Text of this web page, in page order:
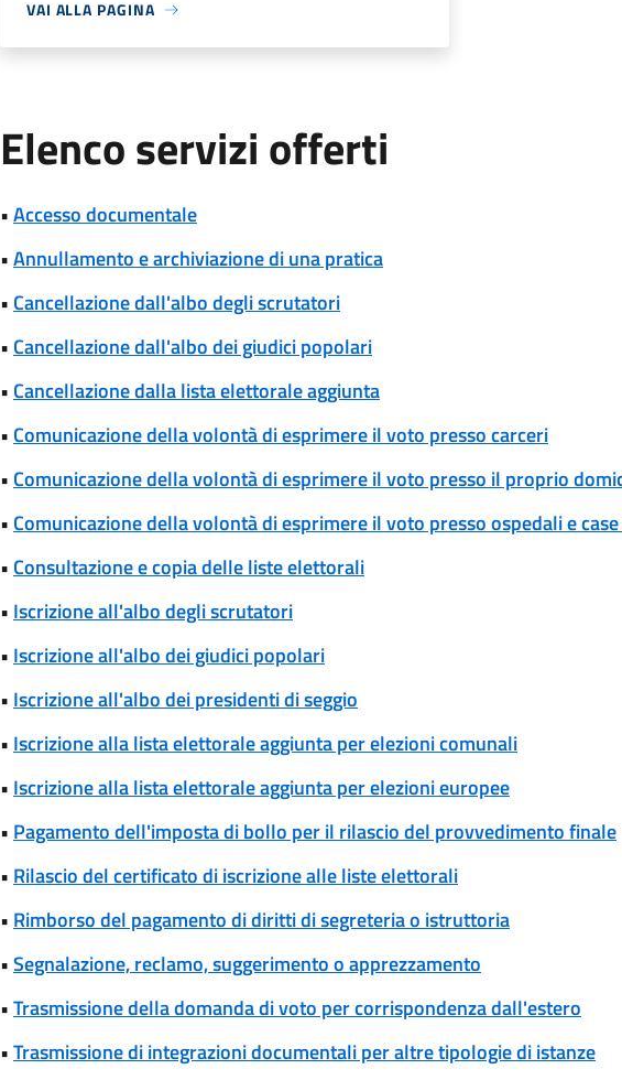
VAI ALLA PAGINA
Elenco servizi offerti
•Accesso documentale
•Annullamento e archiviazione di una pratica
• Cancellazione dall'albo degli scrutatori
• Cancellazione dall'albo dei giudici popolari
• Cancellazione dalla lista elettorale aggiunta
• Comunicazione della volontà di esprimere il voto presso carceri
• Comunicazione della volontà di esprimere il voto presso il proprio
• Comunicazione della volontà di esprimere il voto presso ospedali e
• Consultazione e copia delle liste elettorali
• Iscrizione all'albo degli scrutatori
• Iscrizione all'albo dei giudici popolari
• Iscrizione all'albo dei presidenti di seggio
• Iscrizione alla lista elettorale aggiunta per elezioni comunali
• Iscrizione alla lista elettorale aggiunta per elezioni europee
• Pagamento dell'imposta di bollo per il rilascio del provvedimento finale
• Rilascio del certificato di iscrizione alle liste elettorali
• Rimborso del pagamento di diritti di segreteria o istruttoria
•Segnalazione, reclamo, suggerimento o apprezzamento
•Trasmissione della domanda di voto per corrispondenza dall'estero
•Trasmissione di integrazioni documentali per altre tipologie di istanze